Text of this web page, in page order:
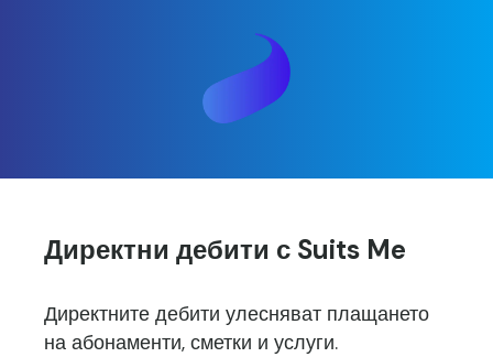
Директни дебити с Suits Me
Директните дебити улесняват плащането
на абонаменти, сметки и услуги.